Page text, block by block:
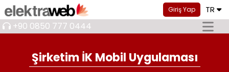
Giriş Yap TR
+90 0850 777 0444
Şirketim İK Mobil Uygulaması